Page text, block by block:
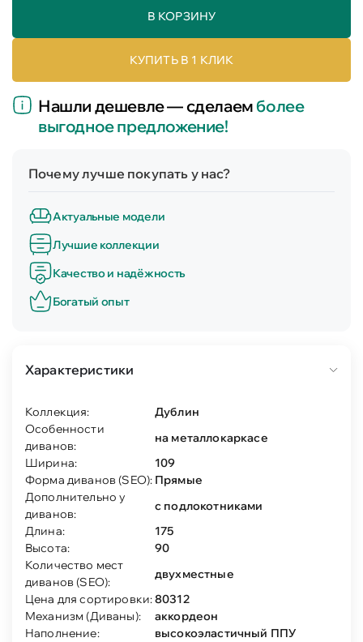
В КОРЗИНУ
КУПИТЬ В 1 КЛИК
Нашли дешевле — сделаемболее
выгодное предложение!
Почему лучше покупать у нас?
Актуальные модели
Лучшие коллекции
Качество и надёжность
Богатый опыт
Характеристики
Коллекция:
Дублин
Особенности
диванов:
на металлокаркасе
Ширина:
109
Форма диванов (SEO): Прямые
Дополнительно у
диванов:
с подлокотниками
Длина:
175
Высота:
90
Количество мест
диванов (SEO):
двухместные
Цена для сортировки:80312
Механизм (Диваны):
аккордеон
Наполнение:
высокоэластичный ППУ